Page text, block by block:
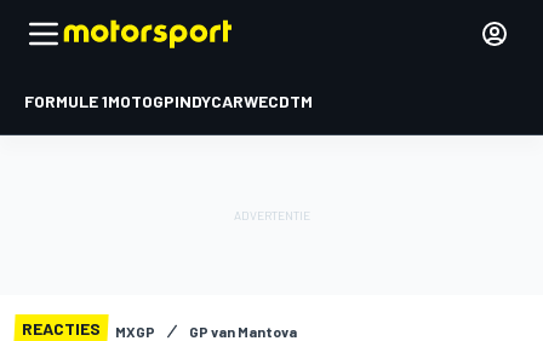
FORMULE 1MOTOGPINDYCARWECDTM
REACTIES MXGP GP van Mantova